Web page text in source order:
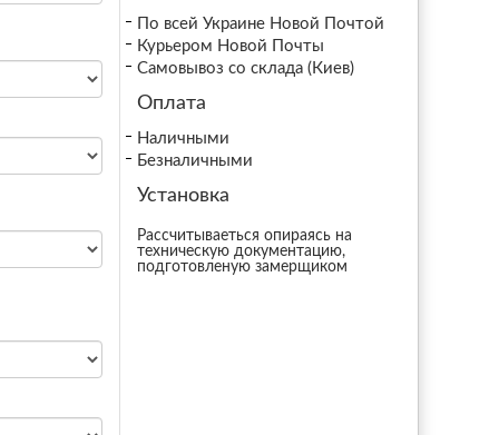
По всей Украине Новой Почтой
Курьером Новой Почты
Самовывоз со склада (Киев)
Оплата
Наличными
Безналичными
Установка
Рассчитываеться опираясь на
техническую документацию,
подготовленую замерщиком